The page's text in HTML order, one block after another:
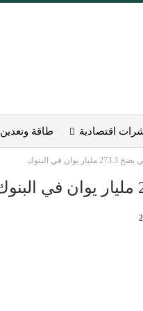
اقتصادية طاقة وتعدين
يوان في البنوك